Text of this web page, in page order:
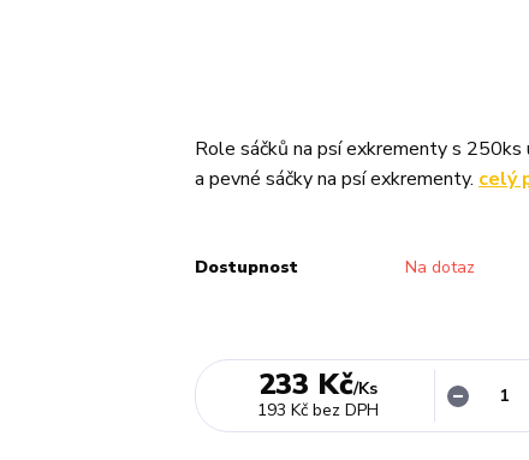
Role sáčků na psí exkrementy s
a pevné sáčky na psí exkrementy. celý
Dostupnost Na dotaz
233 Kč/Ks
193 Kč bez DPH